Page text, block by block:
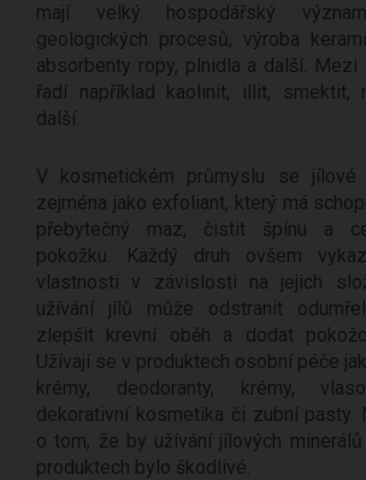
mají velký hospodářský
geologických procesů, výroba
absorbenty ropy, plnidla a další.
řadí například kaolinit, illit, smektit,
další.
V kosmetickém průmyslu se jílové
zejména jako exfoliant, který má
přebytečný maz, čistit špínu a
pokožku. Každý druh ovšem
vlastnosti v závislosti na jejich
užívání jílů může odstranit
zlepšit krevní oběh a dodat
Užívají se v produktech osobní péče
krémy, deodoranty, krémy,
dekorativní kosmetika či zubní pasty.
o tom, že by užívání jílových
produktech bylo škodlivé.